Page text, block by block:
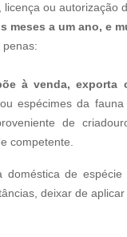
licença ou autorização
meses a um ano, e
penas:
à venda, exporta
espécimes da
de
competente.
de
deixar de